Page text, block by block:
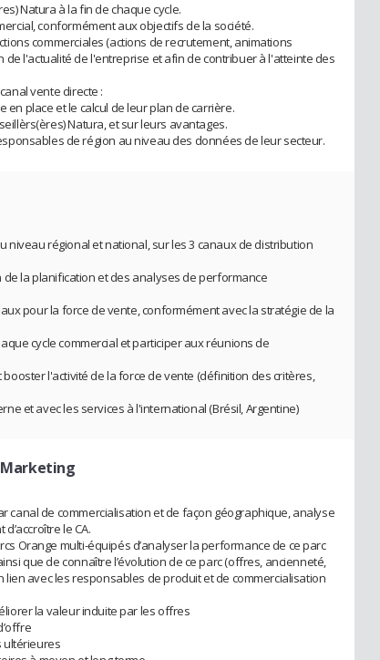
Natura à la fin de chaque cycle.
conformément aux objectifs de la société.
commerciales (actions de recrutement, animations
de l'actualité de l'entreprise et afin de contribuer à l'atteinte des
vente directe :
place et le calcul de leur plan de carrière.
Natura, et sur leurs avantages.
de région au niveau des données de leur secteur.
niveau régional et national, sur les 3 canaux de distribution
la planification et des analyses de performance
pour la force de vente, conformément avec la stratégie de la
cycle commercial et participer aux réunions de
l'activité de la force de vente (définition des critères,
et avec les services à l'international (Brésil, Argentine)
canal de commercialisation et de façon géographique, analyse
le CA.
Orange multi-équipés d’analyser la performance de ce parc
que de connaître l’évolution de ce parc (offres, ancienneté,
avec les responsables de produit et de commercialisation
la valeur induite par les offres
ultérieures